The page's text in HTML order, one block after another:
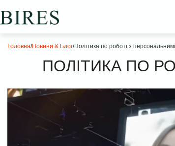
Головна/Новини & Блог/Політика по роботі з
ПОЛІТИКА ПО